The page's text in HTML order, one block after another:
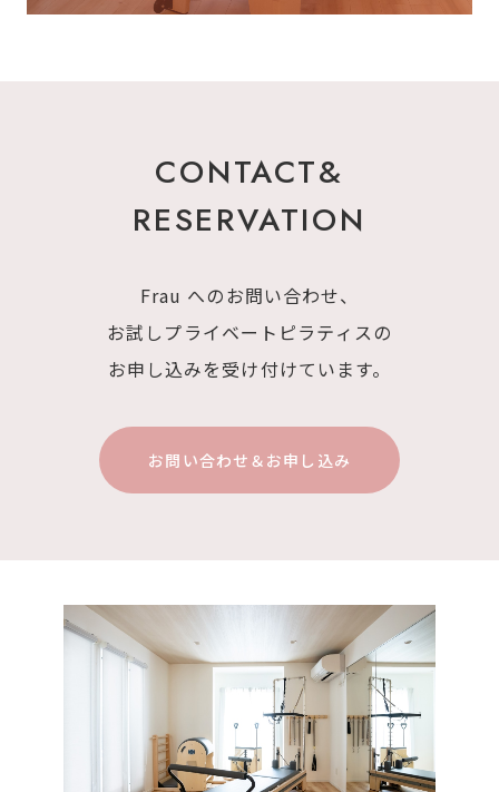
CONTACT&
RESERVATION
Frau へのお問い合わせ、
お試しプライベートピラティスの
お申し込みを受け付けています。
お問い合わせ＆お申し込み